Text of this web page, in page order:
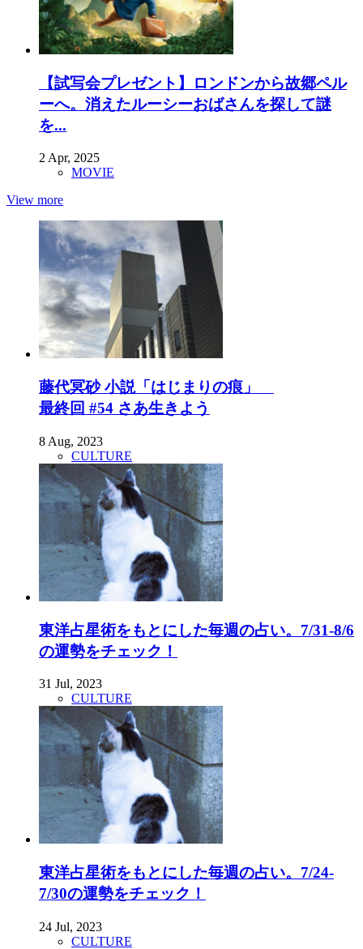
【試写会プレゼント】ロンドンから故郷ペル
ーへ。消えたルーシーおばさんを探して謎
を...
2 Apr, 2025
MOVIE
View more
藤代冥砂 小説「はじまりの痕」
最終回 #54 さあ生きよう
8 Aug, 2023
CULTURE
東洋占星術をもとにした毎週の占い。7/31-8/6
の運勢をチェック！
31 Jul, 2023
CULTURE
東洋占星術をもとにした毎週の占い。7/24-
7/30の運勢をチェック！
24 Jul, 2023
CULTURE